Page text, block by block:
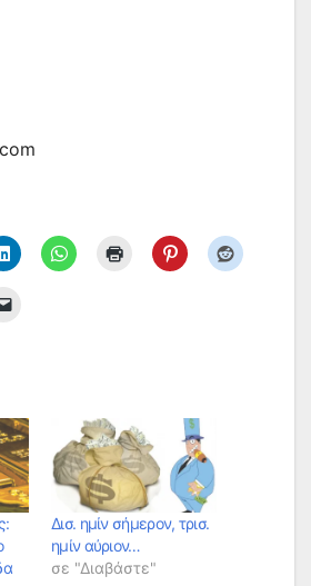
Δισ. ημίν σήμερον, τρισ.
ημίν αύριον…
σε "Διαβάστε"